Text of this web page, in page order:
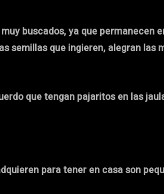
buscados, ya que permanecen
semillas que ingieren, alegran las
que tengan pajaritos en las
para tener en casa son